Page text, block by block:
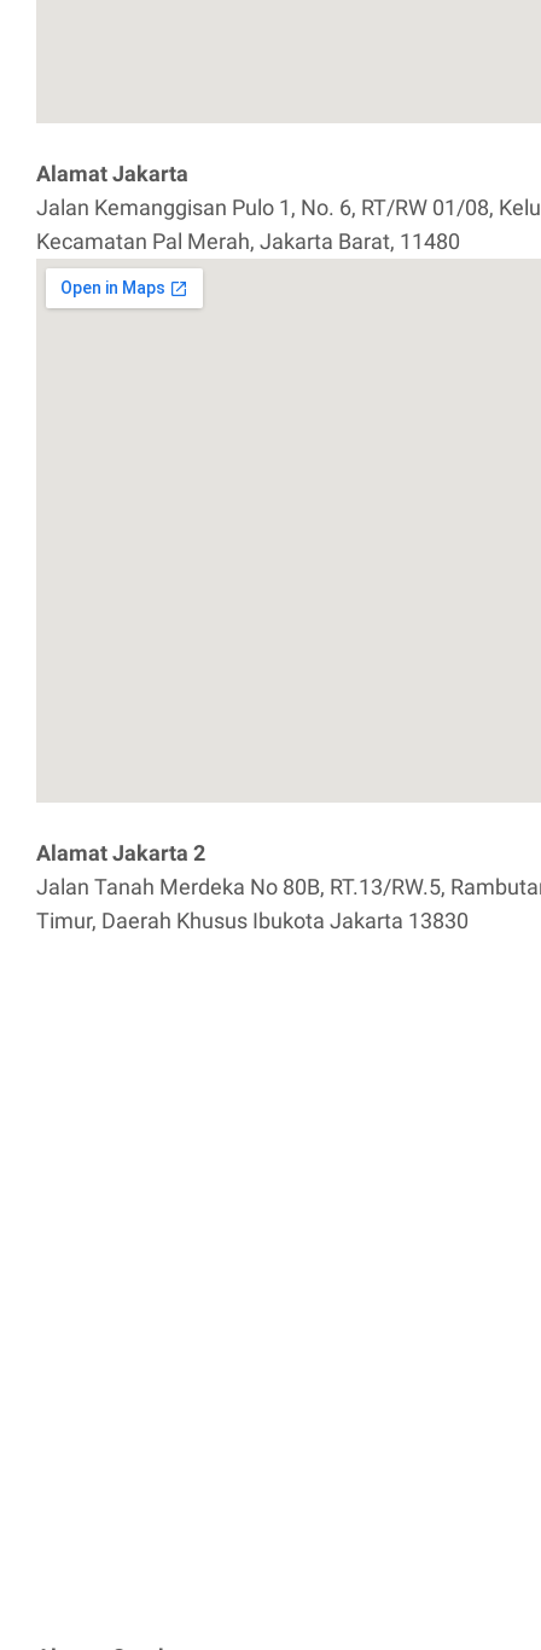
Alamat Jakarta
Jalan Kemanggisan Pulo 1, No. 6, RT/RW 01/08,
Kecamatan Pal Merah, Jakarta Barat, 11480
Alamat Jakarta 2
Jalan Tanah Merdeka No 80B, RT.13/RW.5,
Timur, Daerah Khusus Ibukota Jakarta 13830